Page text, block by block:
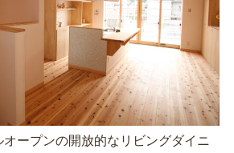
ープンの開放的なリビングダイニ